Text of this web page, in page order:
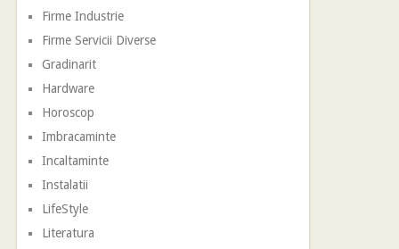
Firme Industrie
Firme Servicii Diverse
Gradinarit
Hardware
Horoscop
Imbracaminte
Incaltaminte
Instalatii
LifeStyle
Literatura